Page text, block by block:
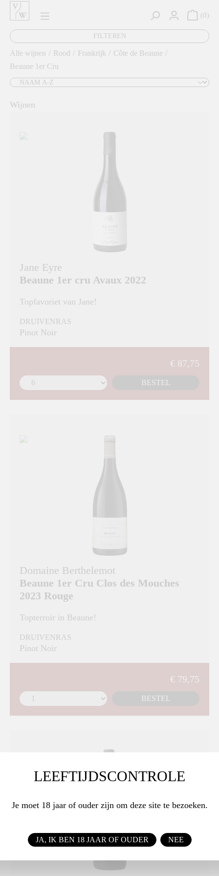
0
FILTEREN
Alle wijnen / Rood / Frankrijk / Côte de Beaune /
Beaune 1er Cru
Wijnen
Jane Eyre
Beaune 1er cru Avaux 2022
Topfavoriet van Jane!
DRUIVENRAS
Pinot Noir
€ 87,75
BESTEL
Domaine Berthelemot
Beaune 1er Cru Clos des Mouches
2023 Rouge
Topterroir in Beaune!
DRUIVENRAS
Pinot Noir
€ 79,75
BESTEL
LEEFTIJDSCONTROLE
Je moet 18 jaar of ouder zijn om deze site te bezoeken.
JA, IK BEN 18 JAAR OF OUDER NEE